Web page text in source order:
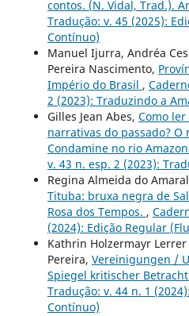
contos. (N. Vidal, Trad.).
Tradução: v. 45 (2025):
Contínuo)
Manuel Ijurra, Andréa
Pereira Nascimento,
Império do Brasil ,
2 (2023): Traduzindo a
Gilles Jean Abes, Como
narrativas do passado? O
Condamine no rio
v. 43 n. esp. 2 (2023):
Regina Almeida do
Tituba: bruxa negra de
Rosa dos Tempos. ,
(2024): Edição Regular
Kathrin Holzermayr
Pereira, Vereinigungen /
Spiegel kritischer
Tradução: v. 44 n. 1
Contínuo)